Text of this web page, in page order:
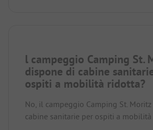
l campeggio Camping St.
dispone di cabine
ospiti a mobilità ridotta?
No, il campeggio Camping St.
cabine sanitarie per ospiti a